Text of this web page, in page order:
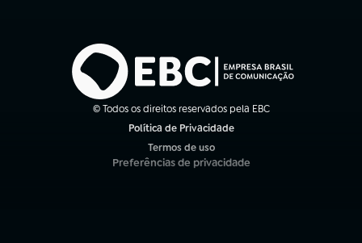
© Todos os direitos reservados pela EBC
Política de Privacidade
Termos de uso
(abre em nova aba)
Preferências de privacidade